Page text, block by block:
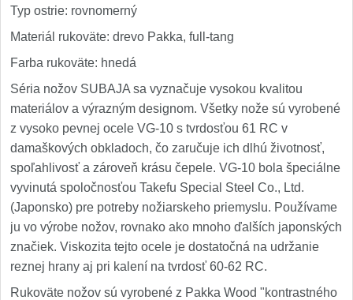
Typ ostrie: rovnomerný
Materiál rukoväte: drevo Pakka, full-tang
Farba rukoväte: hnedá
Séria nožov SUBAJA sa vyznačuje vysokou kvalitou
materiálov a výrazným designom. Všetky nože sú vyrobené
z vysoko pevnej ocele VG-10 s tvrdosťou 61 RC v
damaškových obkladoch, čo zaručuje ich dlhú životnosť,
spoľahlivosť a zároveň krásu čepele. VG-10 bola špeciálne
vyvinutá spoločnosťou Takefu Special Steel Co., Ltd.
(Japonsko) pre potreby nožiarskeho priemyslu. Používame
ju vo výrobe nožov, rovnako ako mnoho ďalších japonských
značiek. Viskozita tejto ocele je dostatočná na udržanie
reznej hrany aj pri kalení na tvrdosť 60-62 RC.
Rukoväte nožov sú vyrobené z Pakka Wood "kontrastného